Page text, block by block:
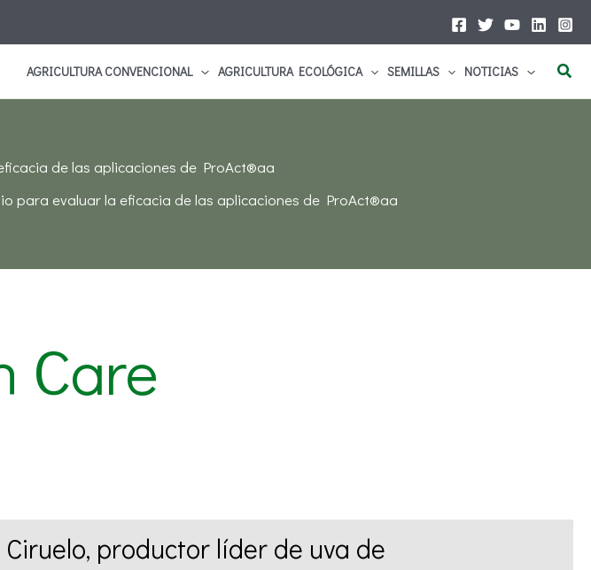
AGRICULTURA CONVENCIONAL AGRICULTURA ECOLÓGICA SEMILLAS NOTICIAS
de las aplicaciones de ProAct®aa
para evaluar la eficacia de las aplicaciones de ProAct®aa
Care
productor líder de uva de